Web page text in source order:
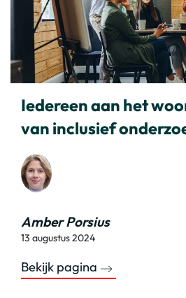
Iedereen aan het
van inclusief
Amber Porsius
13 augustus 2024
Bekijk pagina